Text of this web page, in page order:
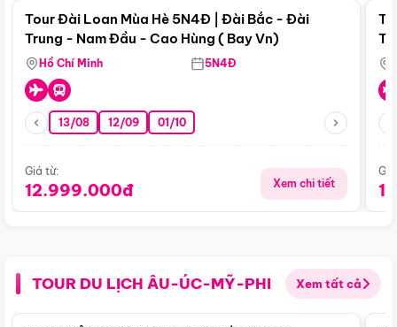
Tour Đài Loan Mùa Hè 5N4Đ | Đài Bắc - Đài
Trung - Nam Đầu - Cao Hùng ( Bay Vn)
Hồ Chí Minh 5N4Đ
13/08 12/09 01/10
Giá từ:
12.999.000đ Xem chi tiết
TOUR DU LỊCH ÂU-ÚC-MỸ-PHI Xem tất cả
Điểm nổi bật